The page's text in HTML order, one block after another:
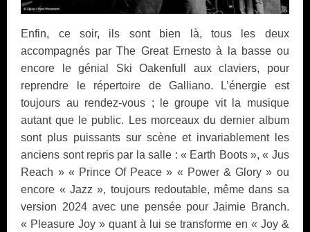
Enfin, ce soir, ils sont bien là, tous les deux
accompagnés par The Great Ernesto à la basse ou
encore le génial Ski Oakenfull aux claviers, pour
reprendre le répertoire de Galliano. L’énergie est
toujours au rendez-vous ; le groupe vit la musique
autant que le public. Les morceaux du dernier album
sont plus puissants sur scène et invariablement les
anciens sont repris par la salle : « Earth Boots », « Jus
Reach » « Prince Of Peace » « Power & Glory » ou
encore « Jazz », toujours redoutable, même dans sa
version 2024 avec une pensée pour Jaimie Branch.
« Pleasure Joy » quant à lui se transforme en « Joy &